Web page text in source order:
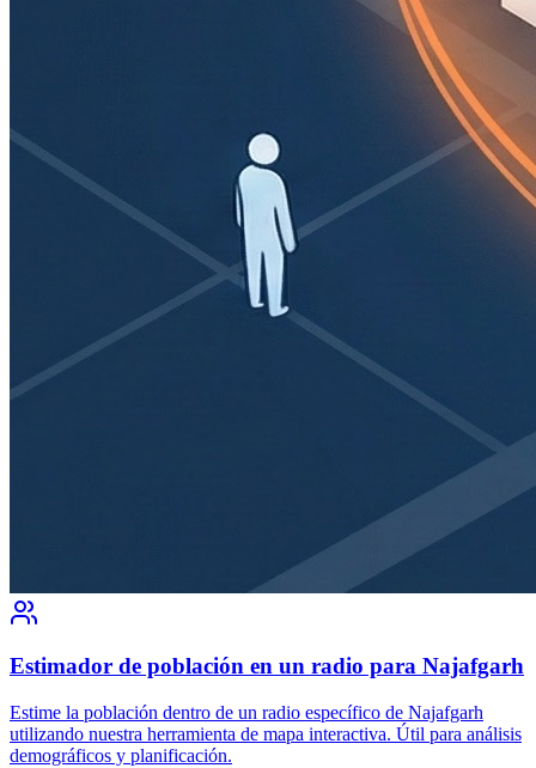
Estimador de población en un radio para Najafgarh
Estime la población dentro de un radio específico de Najafgarh
utilizando nuestra herramienta de mapa interactiva. Útil para análisis
demográficos y planificación.